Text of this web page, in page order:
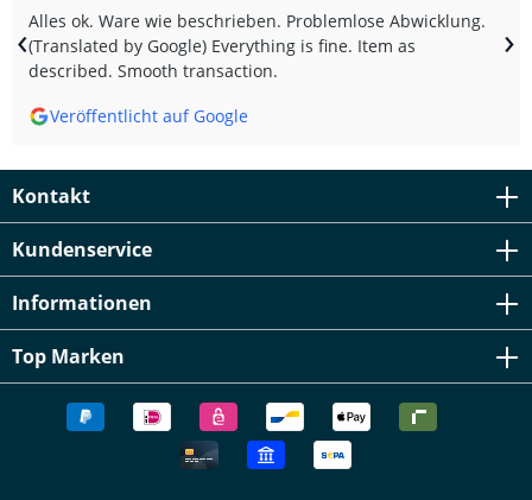
Alles ok. Ware wie beschrieben. Problemlose Abwicklung.
(Translated by Google) Everything is fine. Item as
described. Smooth transaction.
Veröffentlicht auf Google
‹ ›
Kontakt
Kundenservice
Informationen
Top Marken